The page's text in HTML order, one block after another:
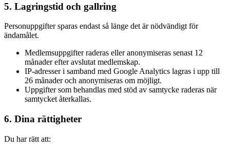
5. Lagringstid och gallring
Personuppgifter sparas endast så länge det är nödvändigt för
ändamålet.
Medlemsuppgifter raderas eller anonymiseras senast 12
månader efter avslutat medlemskap.
IP-adresser i samband med Google Analytics lagras i upp till
26 månader och anonymiseras om möjligt.
Uppgifter som behandlas med stöd av samtycke raderas när
samtycket återkallas.
6. Dina rättigheter
Du har rätt att: